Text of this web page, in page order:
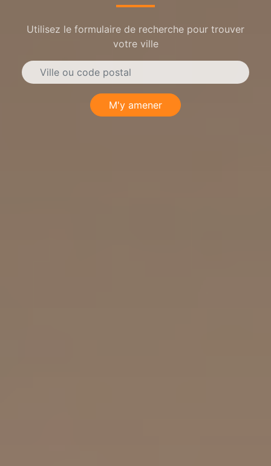
Utilisez le formulaire de recherche pour trouver
votre ville
M'y amener